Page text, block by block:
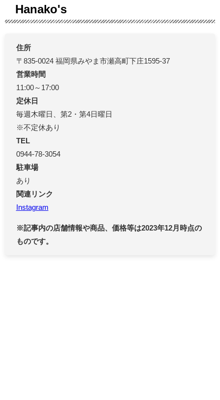
Hanako's
住所
〒835-0024 福岡県みやま市瀬高町下庄1595-37
営業時間
11:00～17:00
定休日
毎週木曜日、第2・第4日曜日
※不定休あり
TEL
0944-78-3054
駐車場
あり
関連リンク
Instagram
※記事内の店舗情報や商品、価格等は2023年12月時点の
ものです。